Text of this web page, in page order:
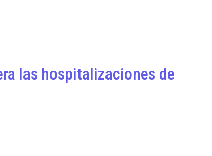
las hospitalizaciones de